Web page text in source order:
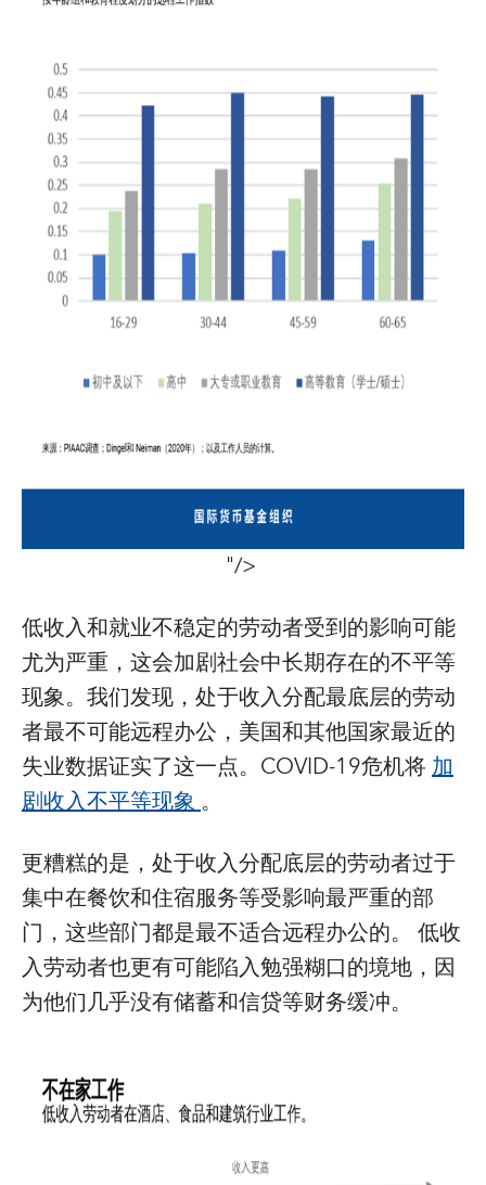
"/>
低收入和就业不稳定的劳动者受到的影响可能
尤为严重，这会加剧社会中长期存在的不平等
现象。我们发现，处于收入分配最底层的劳动
者最不可能远程办公，美国和其他国家最近的
失业数据证实了这一点。COVID-19危机将加
剧收入不平等现象。
更糟糕的是，处于收入分配底层的劳动者过于
集中在餐饮和住宿服务等受影响最严重的部
门，这些部门都是最不适合远程办公的。 低收
入劳动者也更有可能陷入勉强糊口的境地，因
为他们几乎没有储蓄和信贷等财务缓冲。